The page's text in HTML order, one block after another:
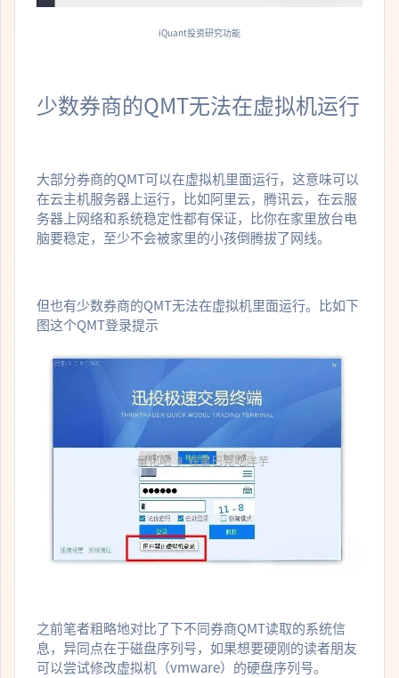
iQuant投资研究功能
少数券商的QMT无法在虚拟机运行
大部分券商的QMT可以在虚拟机里面运行，这意味可以
在云主机服务器上运行，比如阿里云，腾讯云，在云服
务器上网络和系统稳定性都有保证，比你在家里放台电
脑要稳定，至少不会被家里的小孩倒腾拔了网线。
但也有少数券商的QMT无法在虚拟机里面运行。比如下
图这个QMT登录提示
之前笔者粗略地对比了下不同券商QMT读取的系统信
息，异同点在于磁盘序列号，如果想要硬刚的读者朋友
可以尝试修改虚拟机（vmware）的硬盘序列号。